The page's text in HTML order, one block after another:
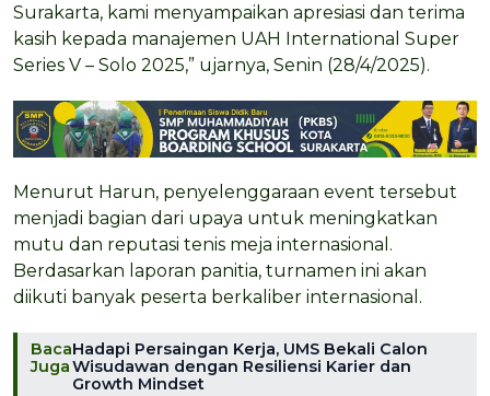
Surakarta, kami menyampaikan apresiasi dan terima
kasih kepada manajemen UAH International Super
Series V – Solo 2025,” ujarnya, Senin (28/4/2025).
Menurut Harun, penyelenggaraan event tersebut
menjadi bagian dari upaya untuk meningkatkan
mutu dan reputasi tenis meja internasional.
Berdasarkan laporan panitia, turnamen ini akan
diikuti banyak peserta berkaliber internasional.
Baca
Juga
Hadapi Persaingan Kerja, UMS Bekali Calon
Wisudawan dengan Resiliensi Karier dan
Growth Mindset